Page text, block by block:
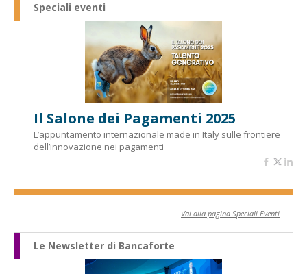
Speciali eventi
Il Salone dei Pagamenti 2025
L’appuntamento internazionale made in Italy sulle frontiere
dell’innovazione nei pagamenti
Vai alla pagina Speciali Eventi
Le Newsletter di Bancaforte